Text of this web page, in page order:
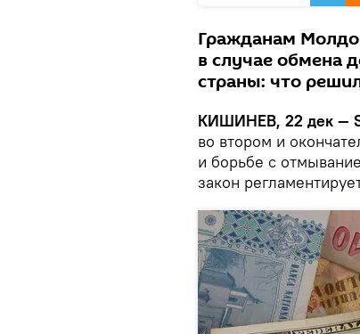
Гражданам
в случае обмена
страны: что
КИШИНЕВ, 22 дек —
во втором и
и борьбе с
закон